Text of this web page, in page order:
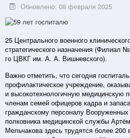
Обновлено: 08 февраля 2025
25 Центрального военного
стратегического назначения (Филиал
го ЦВКГ им. А. А. Вишневского).
Важно отметить, что сегодня
профилактическое учреждение,
и высокотехнологичную
членам семей офицеров кадра и
гражданскому персоналу
полковника медицинской службы
Мельчакова здесь трудятся более 200